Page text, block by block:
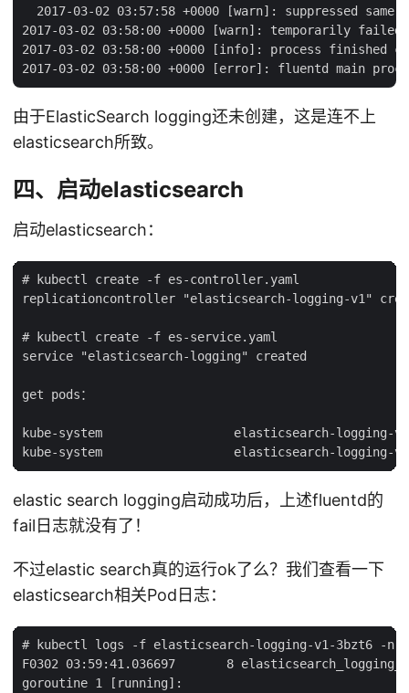
2017-03-02 03:57:58 +0000 [warn]: suppressed same
2017-03-02 03:58:00 +0000 [warn]: temporarily
2017-03-02 03:58:00 +0000 [info]: process finished
由于ElasticSearch logging还未创建，这是连不上
elasticsearch所致。
四、启动elasticsearch
启动elasticsearch：
# kubectl create -f es-controller.yaml
replicationcontroller "elasticsearch-logging-v1"
# kubectl create -f es-service.yaml
service "elasticsearch-logging" created
get pods：
kube-system                  elasticsearch-
elastic search logging启动成功后，上述fluentd的
fail日志就没有了！
不过elastic search真的运行ok了么？我们查看一下
elasticsearch相关Pod日志：
# kubectl logs -f elasticsearch-logging-v1-3bzt6 -n
F0302 03:59:41.036697       8
goroutine 1 [running]: